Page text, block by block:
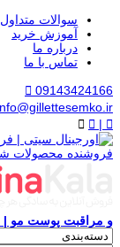
سوالات متداول
آموزش خرید
درباره ما
تماس با ما
09143424166
|
و مراقبت پوست مو |